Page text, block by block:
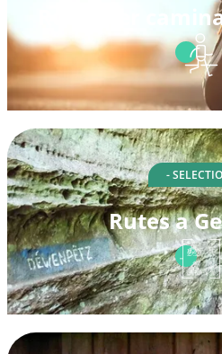
Rutes per
-
Rutes a